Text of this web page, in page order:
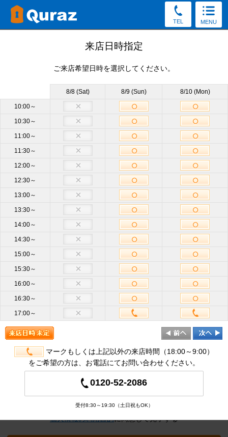
TEL MENU
見学予約
キャンセルOK）
お電話でもご質問・ご来店予約を承っております。
0120-52-2086
受付8:30～19:30（土日祝もOK）
サイズ 他のサイズも見学OK
来店日時 来店日時選択
須
携帯電話
ハイフン不要
メールア
ドレス必
須
半角英数
※クリックすると追加の項目が表示され
来店日時指定
ご来店希望日時を選択してください。
8/8 (Sat) 8/9 (Sun) 8/10 (Mon)
10:00～
10:30～
11:00～
11:30～
12:00～
12:30～
13:00～
13:30～
14:00～
14:30～
15:00～
15:30～
16:00～
16:30～
17:00～
マークもしくは上記以外の来店時間（18:00～9:00）
をご希望の方は、お電話にてお問い合わせください。
0120-52-2086
受付8:30～19:30（土日祝もOK）
個人情報の利用目的に同意して完了する